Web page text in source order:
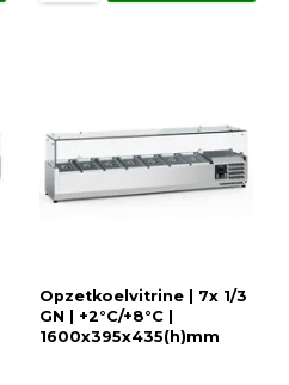
Opzetkoelvitrine | 7x 1/3
GN | +2°C/+8°C |
1600x395x435(h)mm